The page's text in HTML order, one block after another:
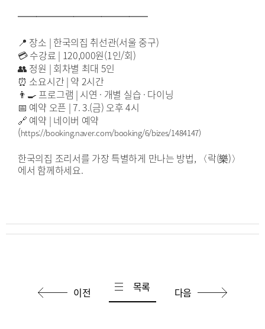
━━━━━━━━━━━━━━
📍 장소 | 한국의집 취선관(서울 중구)
💳 수강료 | 120,000원(1인/회)
👥 정원 | 회차별 최대 5인
⏰ 소요시간 | 약 2시간
👨‍🍳 프로그램 | 시연 · 개별 실습 · 다이닝
📅 예약 오픈 | 7. 3.(금) 오후 4시
🔗 예약 | 네이버 예약
(https://booking.naver.com/booking/6/bizes/1484147)
한국의집 조리서를 가장 특별하게 만나는 방법, 〈락(樂)〉
에서 함께하세요.
이전 목록 다음